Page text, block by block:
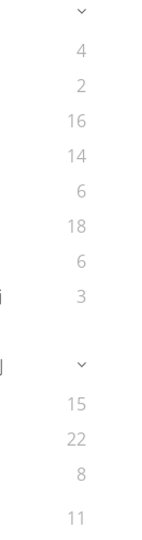
4
2
16
14
6
18
6
3
15
22
8
11